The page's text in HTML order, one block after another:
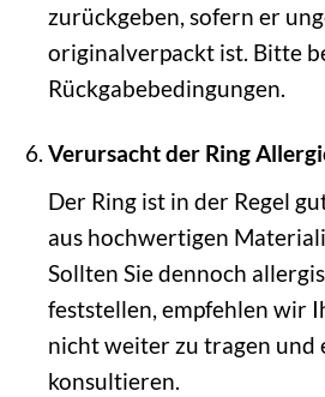
zurückgeben, sofern er
originalverpackt ist. Bitte
Rückgabebedingungen.
Verursacht der Ring
Der Ring ist in der Regel
aus hochwertigen
Sollten Sie dennoch
feststellen, empfehlen wir
nicht weiter zu tragen und
konsultieren.